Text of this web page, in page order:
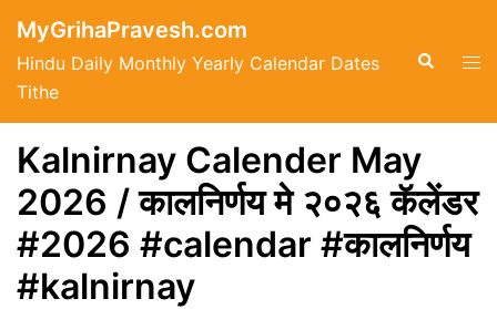
content
MyGrihaPravesh.com
Hindu Daily Monthly Yearly Calendar Dates
Tithe
Search
Kalnirnay Calender May
2026 / कालनिर्णय मे २०२६ कॅलेंडर
#2026 #calendar #कालनिर्णय
#kalnirnay